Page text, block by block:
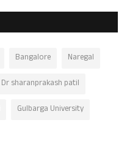
Bangalore
Naregal
Dr sharanprakash patil
Gulbarga University